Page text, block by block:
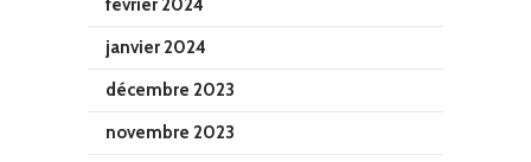
février 2024
janvier 2024
décembre 2023
novembre 2023